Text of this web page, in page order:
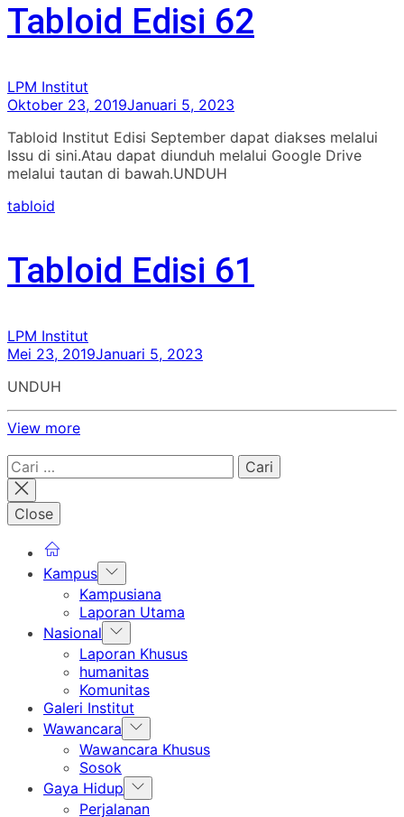
Tabloid Edisi 62
LPM Institut
Oktober 23, 2019Januari 5, 2023
Tabloid Institut Edisi September dapat diakses melalui
Issu di sini.Atau dapat diunduh melalui Google Drive
melalui tautan di bawah.UNDUH
tabloid
Tabloid Edisi 61
LPM Institut
Mei 23, 2019Januari 5, 2023
UNDUH
View more
Cari
untuk:
Close
Kampus Show
sub
menu
Kampusiana
Laporan Utama
Nasional Show
sub
menu
Laporan Khusus
humanitas
Komunitas
Galeri Institut
Wawancara Show
sub
Wawancara Khusus
Sosok
Gaya Hidup Show
sub
Perjalanan